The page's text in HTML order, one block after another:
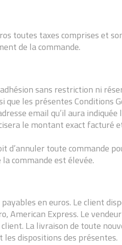
toutes taxes comprises et
de la commande.
sans restriction ni
que les présentes Conditions
email qu’il aura
le montant exact facturé
d’annuler toute commande
commande est élevée.
en euros. Le client
American Express. Le
La livraison de toute
dispositions des présentes.